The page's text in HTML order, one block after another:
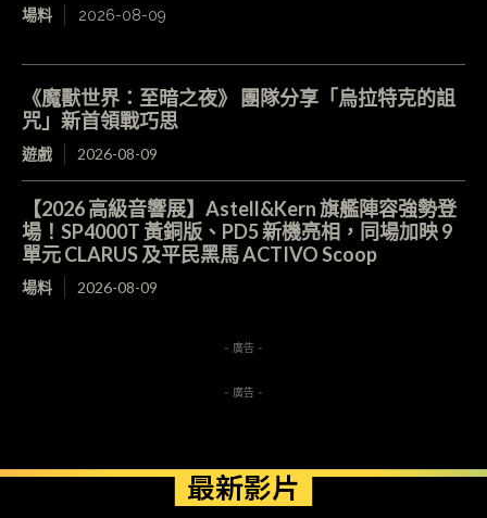
場料 2026-08-09
《魔獸世界：至暗之夜》 團隊分享「烏拉特克的詛
咒」新首領戰巧思
遊戲 2026-08-09
【2026 高級音響展】Astell&Kern 旗艦陣容強勢登
場！SP4000T 黃銅版、PD5 新機亮相，同場加映 9
單元 CLARUS 及平民黑馬 ACTIVO Scoop
場料 2026-08-09
- 廣告 -
- 廣告 -
最新影片